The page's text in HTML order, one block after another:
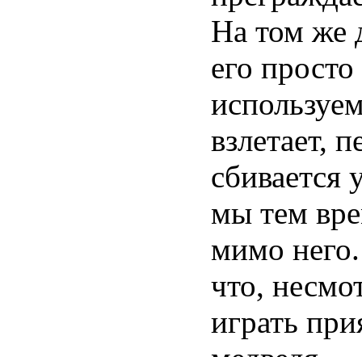
На том же
его
взлетает,
мы тем
мимо
что,
играть